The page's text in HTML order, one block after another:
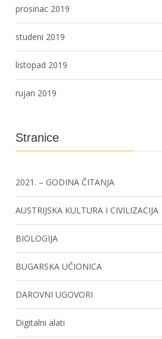
prosinac 2019
studeni 2019
listopad 2019
rujan 2019
Stranice
2021. – GODINA ČITANJA
AUSTRIJSKA KULTURA I CIVILIZACIJA
BIOLOGIJA
BUGARSKA UČIONICA
DAROVNI UGOVORI
Digitalni alati